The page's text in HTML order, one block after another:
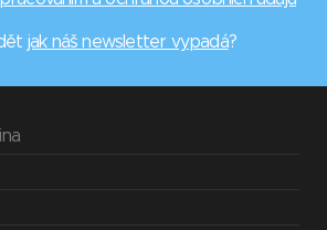
jak náš newsletter vypadá?